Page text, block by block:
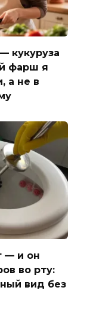
кукуруза
фарш я
а не в
— и он
во рту:
вид без